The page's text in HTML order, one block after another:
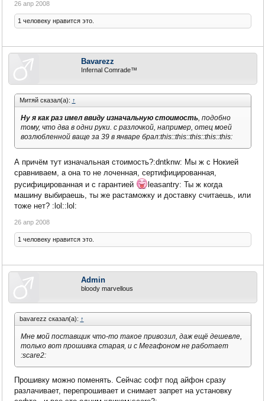
26 апр 2008
1 человеку нравится это.
Bavarezz
Infernal Comrade™
Митяй сказал(а): ↑
Ну я как раз имел ввиду изначальную стоимость, подобно
тому, что два в одни руки. с разлочкой, например, отец моей
возлюбленной ваще за 39 в январе брал:this::this::this::this::this:
А причём тут изначальная стоимость?:dntknw: Мы ж с Нокией
сравниваем, а она то не лоченная, сертифицированная,
русифицированная и с гарантией
leasantry: Ты ж когда
машину выбираешь, ты же растаможку и доставку считаешь, или
тоже нет? :lol::lol:
26 апр 2008
1 человеку нравится это.
Admin
bloody marvellous
bavarezz сказал(а): ↑
Мне мой поставщик что-то такое привозил, даж ещё дешевле,
только вот прошивка старая, и с Мегафоном не работает
:scare2:
Прошивку можно поменять. Сейчас софт под айфон сразу
разлачивает, перепрошивает и снимает запрет на установку